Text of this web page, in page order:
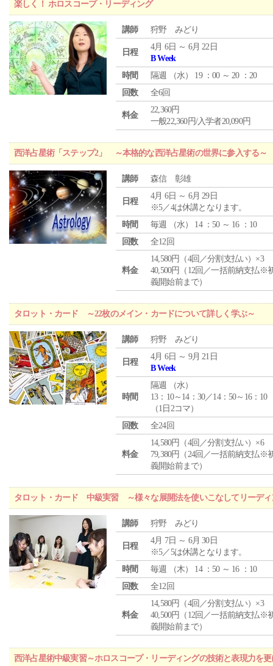
楽しく！ ホロスコープ・リーディング
講師 狩野 みどり
日程
4月 6日 ～ 6月 22日
B Week
時間
隔週 （水） 19 ：00 ～ 20 ：20
回数
全6回
料金
22,360円
一般22,360円/入学者20,090円
西洋占星術「ステップ2」 ～本格的な西洋占星術の世界に参入する～
講師 森信 彰雄
日程
4月 6日 ～ 6月 29日
※5／4は休講となります。
時間
毎週 （水） 14 ：50 ～ 16 ：10
回数
全12回
料金
14,580円（4回／分割支払い）×3
40,500円（12回／一括前納支払※
義開始前まで）
タロット・カード ～22枚のメイン・カードについて詳しく学ぶ～
講師 狩野 みどり
日程
4月 6日 ～ 9月 21日
B Week
時間
隔週 （水）
13：10～14：30／14：50～16：10
（1日2コマ）
回数
全24回
料金
14,580円（4回／分割支払い）×6
79,380円（24回／一括前納支払※
義開始前まで）
タロット・カード 中級実習 ～様々な展開法を使いこなしてリーディ
講師 狩野 みどり
日程
4月 7日 ～ 6月 30日
※5／5は休講となります。
時間
毎週 （木） 14 ：50 ～ 16 ：10
回数
全12回
料金
14,580円（4回／分割支払い）×3
40,500円（12回／一括前納支払※
義開始前まで）
西洋占星術中級実習～ホロスコープ・リーディングの技術と表現力を